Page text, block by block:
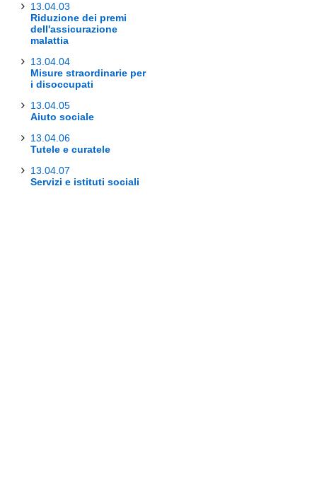
13.04.03
Riduzione dei premi
dell'assicurazione
malattia
13.04.04
Misure straordinarie per
i disoccupati
13.04.05
Aiuto sociale
13.04.06
Tutele e curatele
13.04.07
Servizi e istituti sociali